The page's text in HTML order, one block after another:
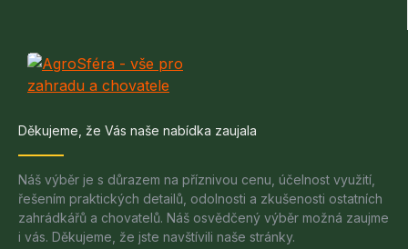
Děkujeme, že Vás naše nabídka zaujala
Náš výběr je s důrazem na příznivou cenu, účelnost využití,
řešením praktických detailů, odolnosti a zkušenosti ostatních
zahrádkářů a chovatelů. Náš osvědčený výběr možná zaujme
i vás. Děkujeme, že jste navštívili naše stránky.